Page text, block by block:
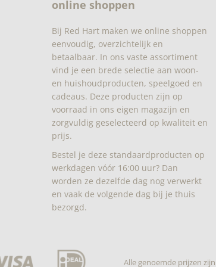
online shoppen
Bij Red Hart maken we online shoppen
eenvoudig, overzichtelijk en
betaalbaar. In ons vaste assortiment
vind je een brede selectie aan woon-
en huishoudproducten, speelgoed en
cadeaus. Deze producten zijn op
voorraad in ons eigen magazijn en
zorgvuldig geselecteerd op kwaliteit en
prijs.
Bestel je deze standaardproducten op
werkdagen vóór 16:00 uur? Dan
worden ze dezelfde dag nog verwerkt
en vaak de volgende dag bij je thuis
bezorgd.
Alle genoemde prijzen